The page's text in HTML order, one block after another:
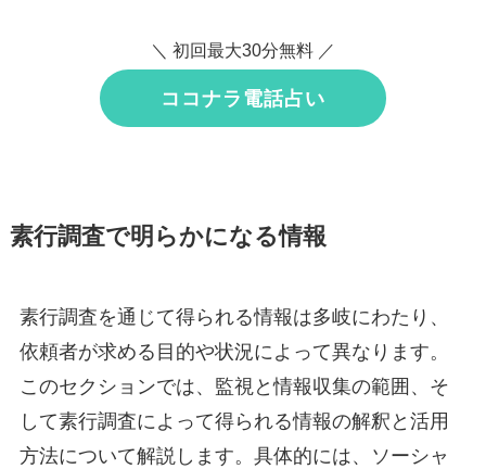
＼ 初回最大30分無料 ／
ココナラ電話占い
素行調査で明らかになる情報
素行調査を通じて得られる情報は多岐にわたり、
依頼者が求める目的や状況によって異なります。
このセクションでは、監視と情報収集の範囲、そ
して素行調査によって得られる情報の解釈と活用
方法について解説します。具体的には、ソーシャ